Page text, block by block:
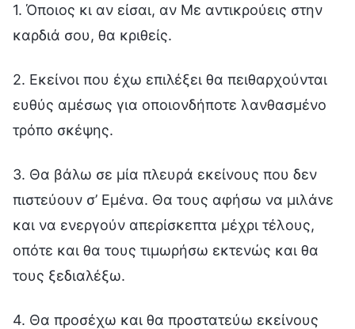
1. Όποιος κι αν είσαι, αν Με αντικρούεις στην
καρδιά σου, θα κριθείς.
2. Εκείνοι που έχω επιλέξει θα πειθαρχούνται
ευθύς αμέσως για οποιονδήποτε λανθασμένο
τρόπο σκέψης.
3. Θα βάλω σε μία πλευρά εκείνους που δεν
πιστεύουν σ’ Εμένα. Θα τους αφήσω να μιλάνε
και να ενεργούν απερίσκεπτα μέχρι τέλους,
οπότε και θα τους τιμωρήσω εκτενώς και θα
τους ξεδιαλέξω.
4. Θα προσέχω και θα προστατεύω εκείνους